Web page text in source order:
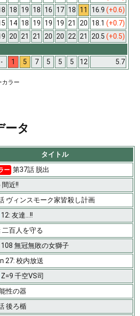
18 19 18 16 17 18 11 16.9 (+0.6)
14 18 19 19 19 21 20 18.1 (+0.7)
20 21 21 20 20 22 21 20.5 (+0.5)
- 1 5 7 5 5 5 12 5.7
カラー
ータ
タイトル
ー 第37話 脱出
間近!!
ヴィンスモーク家皆殺し計画
12: 友達…!!
二百人を守る
無冠無敗の女獅子
27: 校内放送
Z=9 千空VS司
性の器
後ろ楯